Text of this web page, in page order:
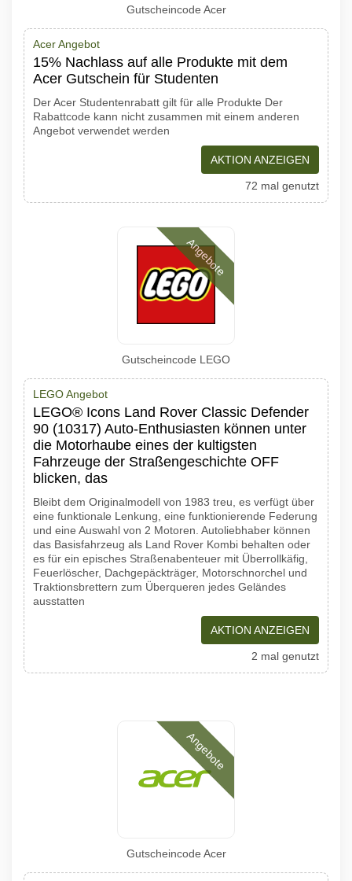
Gutscheincode Acer
Acer Angebot
15% Nachlass auf alle Produkte mit dem
Acer Gutschein für Studenten
Der Acer Studentenrabatt gilt für alle Produkte Der
Rabattcode kann nicht zusammen mit einem anderen
Angebot verwendet werden
AKTION ANZEIGEN
72 mal genutzt
Angebote
Gutscheincode LEGO
LEGO Angebot
LEGO® Icons Land Rover Classic Defender
90 (10317) Auto-Enthusiasten können unter
die Motorhaube eines der kultigsten
Fahrzeuge der Straßengeschichte OFF
blicken, das
Bleibt dem Originalmodell von 1983 treu, es verfügt über
eine funktionale Lenkung, eine funktionierende Federung
und eine Auswahl von 2 Motoren. Autoliebhaber können
das Basisfahrzeug als Land Rover Kombi behalten oder
es für ein episches Straßenabenteuer mit Überrollkäfig,
Feuerlöscher, Dachgepäckträger, Motorschnorchel und
Traktionsbrettern zum Überqueren jedes Geländes
ausstatten
AKTION ANZEIGEN
2 mal genutzt
Angebote
Gutscheincode Acer